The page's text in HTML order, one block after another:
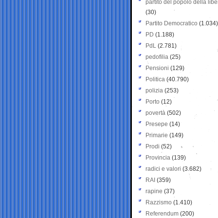
partito del popolo della
(30)
Partito Democratico (1.034)
PD (1.188)
PdL (2.781)
pedofilia (25)
Pensioni (129)
Politica (40.790)
polizia (253)
Porto (12)
povertà (502)
Presepe (14)
Primarie (149)
Prodi (52)
Provincia (139)
radici e valori (3.682)
RAI (359)
rapine (37)
Razzismo (1.410)
Referendum (200)